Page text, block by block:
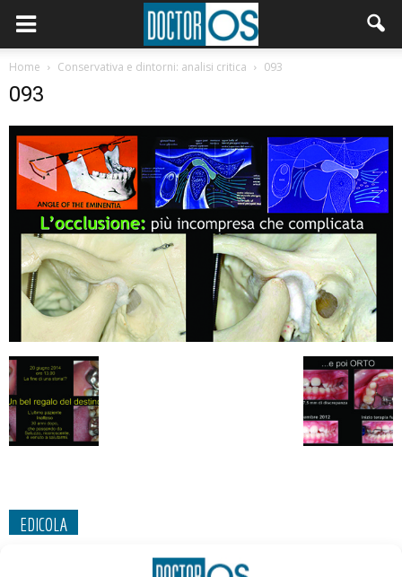
Home Conservativa e dintorni: analisi critica 093
093
EDICOLA